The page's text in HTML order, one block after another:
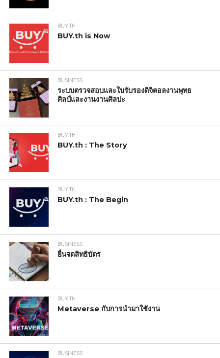
BUY.TH
BUY.th is Now
BUSINESS
ระบบตรวจสอบและใบรับรองดิจิตอลงานพุทธ
ศิลป์และงานงานศิลปะ
BUY.TH
BUY.th : The Story
BUY.TH
BUY.th : The Begin
BUSINESS
ยื่นจดสิทธิบัตร
BUY.TH
Metaverse กับการนำมาใช้งาน
BUSINESS